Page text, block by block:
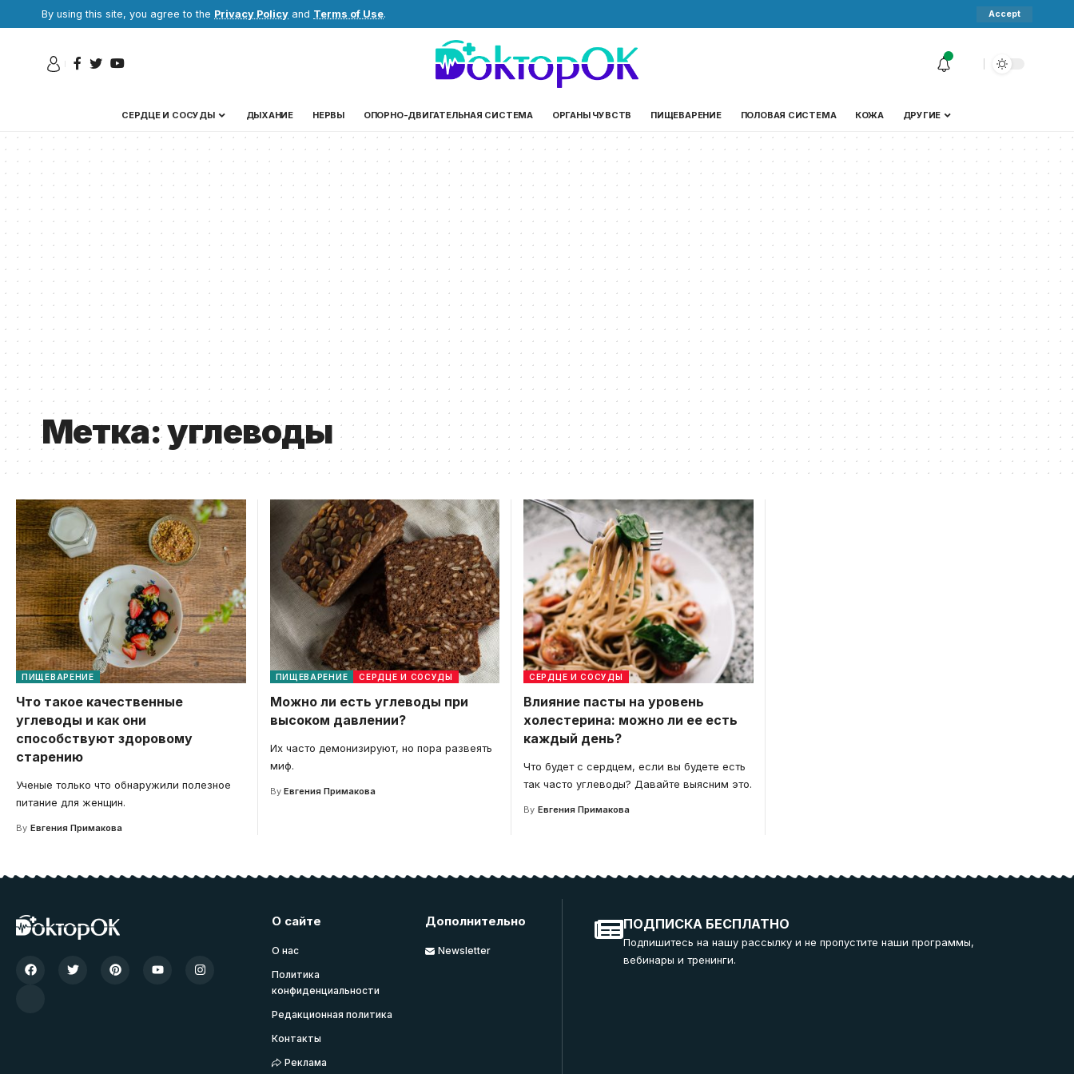
By using this site, you agree to the Privacy Policy and Terms of Use. Accept
СЕРДЦЕ И СОСУДЫ ДЫХАНИЕ НЕРВЫ ОПОРНО-ДВИГАТЕЛЬНАЯ СИСТЕМА ОРГАНЫ ЧУВСТВ ПИЩЕВАРЕНИЕ ПОЛОВАЯ СИСТЕМА КОЖА ДРУГИЕ
Метка:углеводы
ПИЩЕВАРЕНИЕ
Что такое качественные
углеводы и как они
способствуют здоровому
старению
Ученые только что обнаружили полезное
питание для женщин.
By Евгения Примакова
ПИЩЕВАРЕНИЕ СЕРДЦЕ И СОСУДЫ
Можно ли есть углеводы при
высоком давлении?
Их часто демонизируют, но пора развеять
миф.
By Евгения Примакова
СЕРДЦЕ И СОСУДЫ
Влияние пасты на уровень
холестерина: можно ли ее есть
каждый день?
Что будет с сердцем, если вы будете есть
так часто углеводы? Давайте выясним это.
By Евгения Примакова
О сайте
О нас
Политика
конфиденциальности
Редакционная политика
Контакты
Реклама
Дополнительно
Newsletter
ПОДПИСКА БЕСПЛАТНО
Подпишитесь на нашу рассылку и не пропустите наши программы,
вебинары и тренинги.